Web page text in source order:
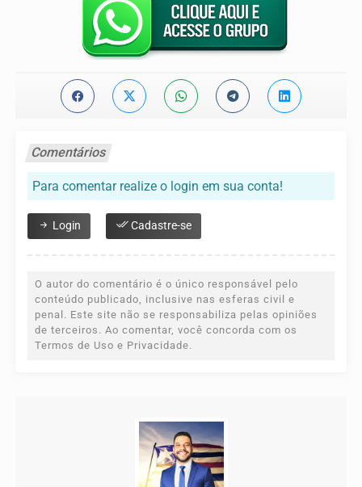
Comentários
Para comentar realize o login em sua conta!
Login Cadastre-se
O autor do comentário é o único responsável pelo
conteúdo publicado, inclusive nas esferas civil e
penal. Este site não se responsabiliza pelas opiniões
de terceiros. Ao comentar, você concorda com os
Termos de Uso e Privacidade.